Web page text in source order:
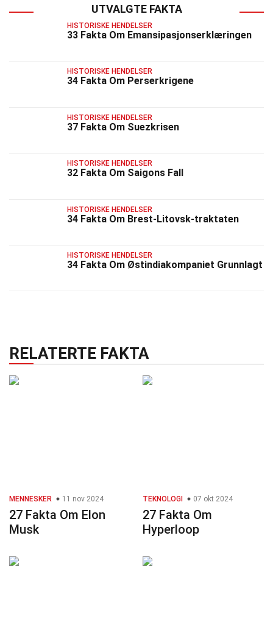
UTVALGTE FAKTA
HISTORISKE HENDELSER
33 Fakta Om Emansipasjonserklæringen
HISTORISKE HENDELSER
34 Fakta Om Perserkrigene
HISTORISKE HENDELSER
37 Fakta Om Suezkrisen
HISTORISKE HENDELSER
32 Fakta Om Saigons Fall
HISTORISKE HENDELSER
34 Fakta Om Brest-Litovsk-traktaten
HISTORISKE HENDELSER
34 Fakta Om Østindiakompaniet Grunnlagt
RELATERTE FAKTA
MENNESKER 11 nov 2024
27 Fakta Om Elon
Musk
TEKNOLOGI 07 okt 2024
27 Fakta Om
Hyperloop